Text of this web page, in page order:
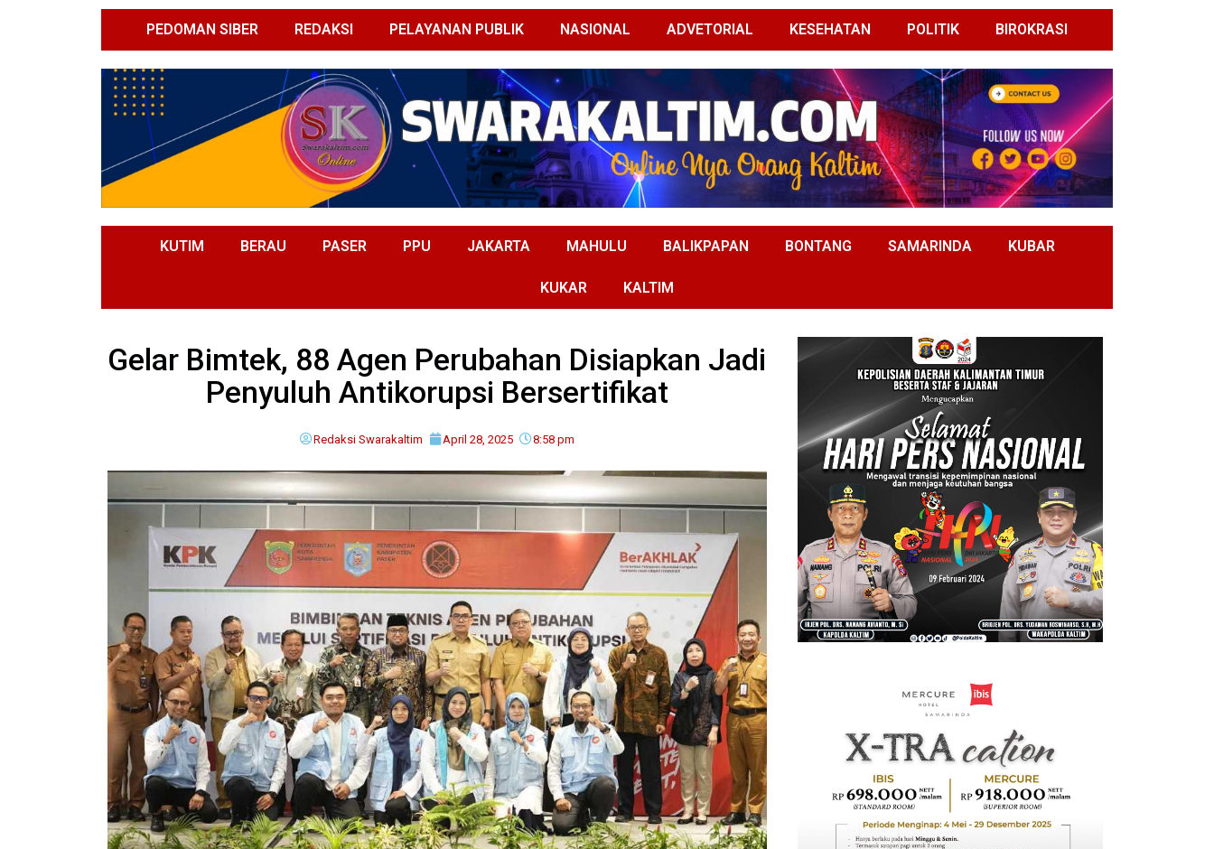
PEDOMAN SIBER REDAKSI PELAYANAN PUBLIK NASIONAL ADVETORIAL KESEHATAN POLITIK BIROKRASI
KUTIM BERAU PASER PPU JAKARTA MAHULU BALIKPAPAN BONTANG SAMARINDA KUBAR
KUKAR KALTIM
Gelar Bimtek, 88 Agen Perubahan Disiapkan Jadi
Penyuluh Antikorupsi Bersertifikat
Redaksi Swarakaltim April 28, 2025 8:58 pm